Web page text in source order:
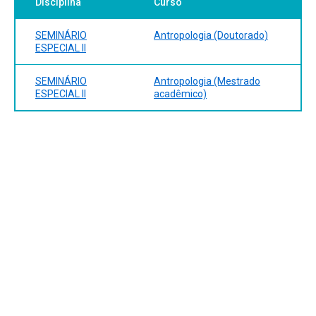
SEMINÁRIO
ESPECIAL II
Antropologia (Doutorado)
SEMINÁRIO
ESPECIAL II
Antropologia (Mestrado
acadêmico)